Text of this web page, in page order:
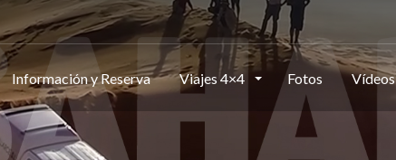
Información y Reserva Viajes 4×4 Fotos Vídeos